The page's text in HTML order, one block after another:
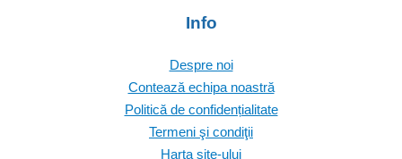
Info
Despre noi
Contează echipa noastră
Politică de confidențialitate
Termeni şi condiţii
Harta site-ului